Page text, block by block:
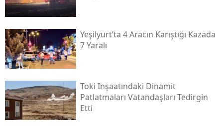
Yeşilyurt’ta 4 Aracın Karıştığı Kazada
7 Yaralı
Toki̇ Inşaatındaki Dinamit
Patlatmaları Vatandaşları Tedirgin
Etti